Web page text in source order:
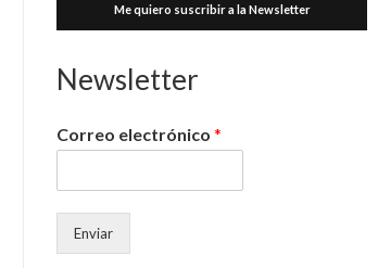
Me quiero suscribir a la Newsletter
Newsletter
Correo electrónico*
Enviar